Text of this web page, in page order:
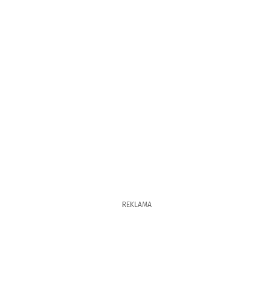
REKLAMA